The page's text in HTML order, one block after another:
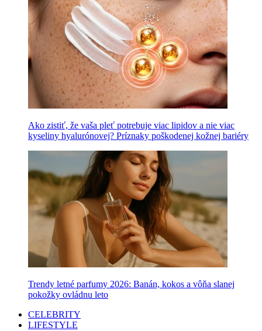
Ako zistiť, že vaša pleť potrebuje viac lipidov a nie viac
kyseliny hyalurónovej? Príznaky poškodenej kožnej bariéry
Trendy letné parfumy 2026: Banán, kokos a vôňa slanej
pokožky ovládnu leto
CELEBRITY
LIFESTYLE